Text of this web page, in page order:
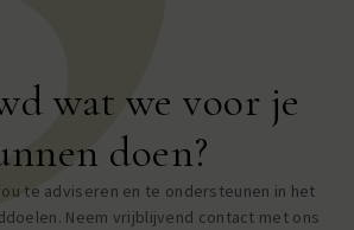
wat we voor je
doen?
te adviseren en te ondersteunen in het
Neem vrijblijvend contact met ons